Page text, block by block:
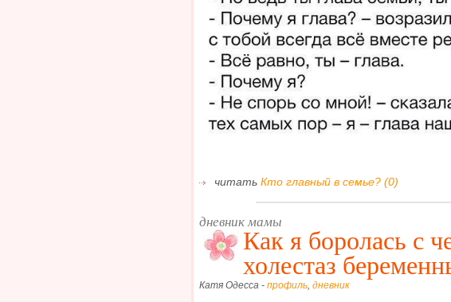
читать Кто главный в семье? (0)
дневник мамы
Как я боролась с
холестаз
Катя Одесса - профиль, дневник